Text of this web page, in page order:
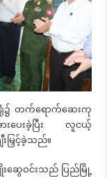
ရုံ၌ တက်ရောက်ဆေးကု
းပေးခဲ့ပြီး လူငယ့်
မြှင့်ခဲ့သည်။
းဆွေဝင်းသည် ပြည်မြို့